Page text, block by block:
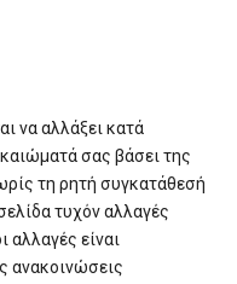
να αλλάξει κατά
σας βάσει της
τη ρητή συγκατάθεσή
τυχόν αλλαγές
αλλαγές είναι
ανακοινώσεις